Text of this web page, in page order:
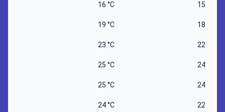
16 °C 15 °C
19 °C 18 °C
23 °C 22 °C
25 °C 24 °C
25 °C 24 °C
24 °C 22 °C